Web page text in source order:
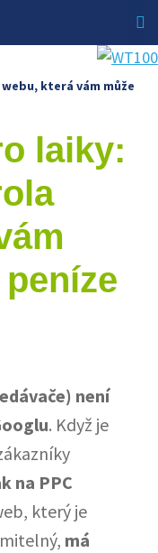
která vám může
laiky:
není
. Když je
na PPC
který je
má